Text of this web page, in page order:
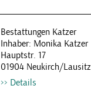
Bestattungen Katzer
Inhaber: Monika Katzer
Hauptstr. 17
01904 Neukirch/Lausitz
Details